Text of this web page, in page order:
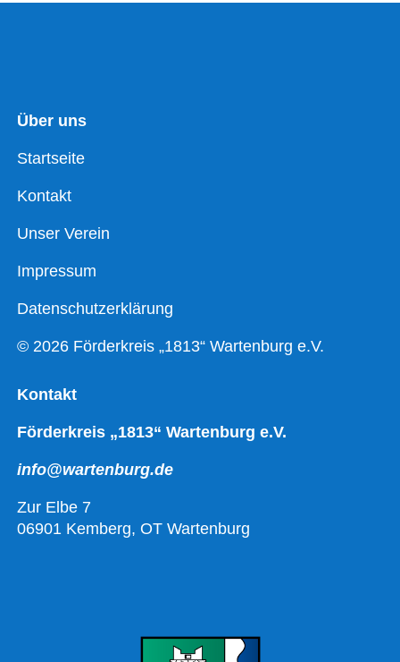
Über uns
Startseite
Kontakt
Unser Verein
Impressum
Datenschutzerklärung
© 2026 Förderkreis „1813“ Wartenburg e.V.
Kontakt
Förderkreis „1813“ Wartenburg e.V.
info@wartenburg.de
Zur Elbe 7
06901 Kemberg, OT Wartenburg